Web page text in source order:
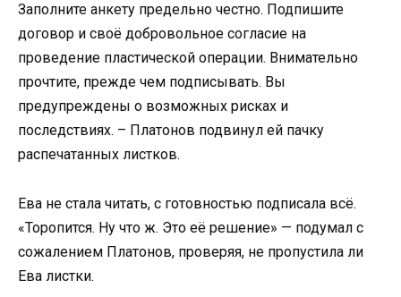
Заполните анкету предельно честно. Подпишите
договор и своё добровольное согласие на
проведение пластической операции. Внимательно
прочтите, прежде чем подписывать. Вы
предупреждены о возможных рисках и
последствиях. – Платонов подвинул ей пачку
распечатанных листков.
Ева не стала читать, с готовностью подписала всё.
«Торопится. Ну что ж. Это её решение» — подумал с
сожалением Платонов, проверяя, не пропустила ли
Ева листки.